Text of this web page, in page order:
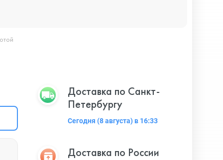
Доставка по Санкт-
Петербургу
Сегодня (8 августа) в 16:33
Доставка по России